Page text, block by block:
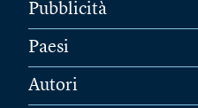
Pubblicità
Paesi
Autori